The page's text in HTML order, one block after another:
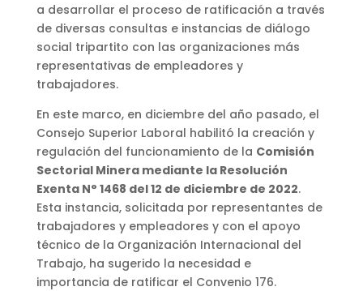
a desarrollar el proceso de ratificación a través
de diversas consultas e instancias de diálogo
social tripartito con las organizaciones más
representativas de empleadores y
trabajadores.
En este marco, en diciembre del año pasado, el
Consejo Superior Laboral habilitó la creación y
regulación del funcionamiento de la Comisión
Sectorial Minera mediante la Resolución
Exenta N° 1468 del 12 de diciembre de 2022.
Esta instancia, solicitada por representantes de
trabajadores y empleadores y con el apoyo
técnico de la Organización Internacional del
Trabajo, ha sugerido la necesidad e
importancia de ratificar el Convenio 176.